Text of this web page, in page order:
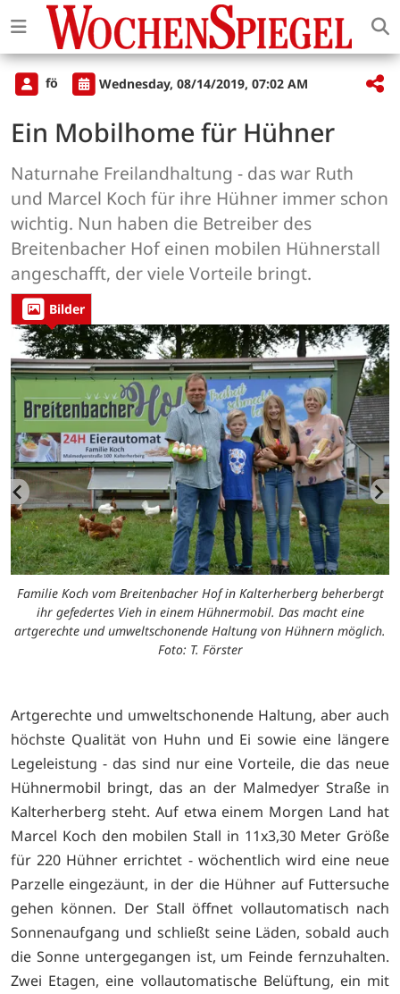
fö Wednesday, 08/14/2019, 07:02 AM
Ein Mobilhome für Hühner
Naturnahe Freilandhaltung - das war Ruth
und Marcel Koch für ihre Hühner immer schon
wichtig. Nun haben die Betreiber des
Breitenbacher Hof einen mobilen Hühnerstall
angeschafft, der viele Vorteile bringt.
Bilder
Familie Koch vom Breitenbacher Hof in Kalterherberg beherbergt
ihr gefedertes Vieh in einem Hühnermobil. Das macht eine
artgerechte und umweltschonende Haltung von Hühnern möglich.
Foto: T. Förster
Artgerechte und umweltschonende Haltung, aber auch
höchste Qualität von Huhn und Ei sowie eine längere
Legeleistung - das sind nur eine Vorteile, die das neue
Hühnermobil bringt, das an der Malmedyer Straße in
Kalterherberg steht. Auf etwa einem Morgen Land hat
Marcel Koch den mobilen Stall in 11x3,30 Meter Größe
für 220 Hühner errichtet - wöchentlich wird eine neue
Parzelle eingezäunt, in der die Hühner auf Futtersuche
gehen können. Der Stall öffnet vollautomatisch nach
Sonnenaufgang und schließt seine Läden, sobald auch
die Sonne untergegangen ist, um Feinde fernzuhalten.
Zwei Etagen, eine vollautomatische Belüftung, ein mit